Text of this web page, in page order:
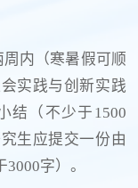
内（寒暑假可顺
实践与创新实践
结（不少于1500
生应提交一份由
字）。